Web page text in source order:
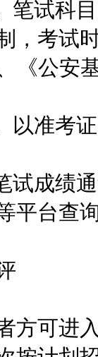
试科目
，考试
《公安
准考证
成绩通
平台查
可进入